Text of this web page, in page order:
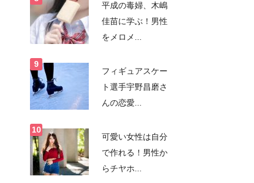
平成の毒婦、木嶋
佳苗に学ぶ！男性
をメロメ...
フィギュアスケー
ト選手宇野昌磨さ
んの恋愛...
可愛い女性は自分
で作れる！男性か
らチヤホ...